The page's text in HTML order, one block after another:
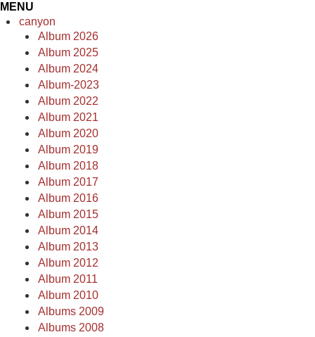
MENU
canyon
Album 2026
Album 2025
Album 2024
Album-2023
Album 2022
Album 2021
Album 2020
Album 2019
Album 2018
Album 2017
Album 2016
Album 2015
Album 2014
Album 2013
Album 2012
Album 2011
Album 2010
Albums 2009
Albums 2008